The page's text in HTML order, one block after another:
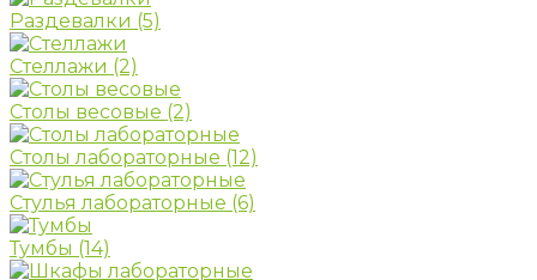
Раздевалки (5)
Стеллажи (2)
Столы весовые (2)
Столы лабораторные (12)
Стулья лабораторные (6)
Тумбы (14)